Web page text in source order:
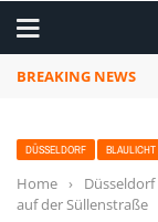
BREAKING NEWS
DÜSSELDORF BLAULICHT
Home › Düsseldorf
auf der Süllenstraße